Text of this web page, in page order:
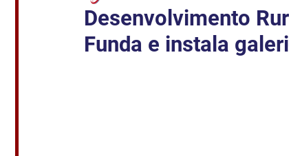
Desenvolvimento
Funda e instala